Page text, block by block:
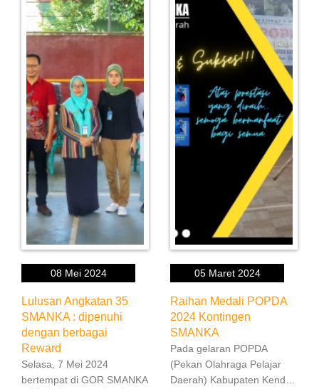
08 Mei 2024
Lulusan Angkatan 35
SMANKA : dipenuhi
dengan berbagai
Reward
Selasa, 7 Mei 2024
bertempat di GOR SMANKA
05 Maret 2024
Raihan Medali POPDA
2024 Kontingen
SMANKA
Pada gelaran POPDA
(Pekan Olahraga Pelajar
Daerah) Kabupaten Kendal